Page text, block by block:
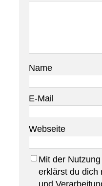
Name
E-Mail
Webseite
Mit der
erklärst du dich
und